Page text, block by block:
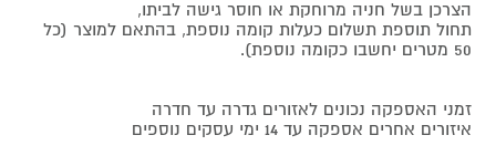
הצרכן בשל חניה מרוחקת או חוסר גישה לביתו,
תחול תוספת תשלום כעלות קומה נוספת, בהתאם למוצר (כל
50 מטרים יחשבו כקומה נוספת).
זמני האספקה נכונים לאזורים גדרה עד חדרה
איזורים אחרים אספקה עד 14 ימי עסקים נוספים